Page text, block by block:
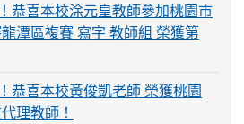
恭喜本校涂元皇教師參加桃園市
潭區複賽 寫字 教師組 榮獲第
恭喜本校黃俊凱老師 榮獲桃園
理教師！